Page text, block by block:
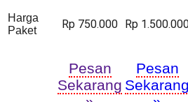
Harga
Paket
Rp 750.000 Rp
Pesan
Sekarang
Pesan
Sekarang